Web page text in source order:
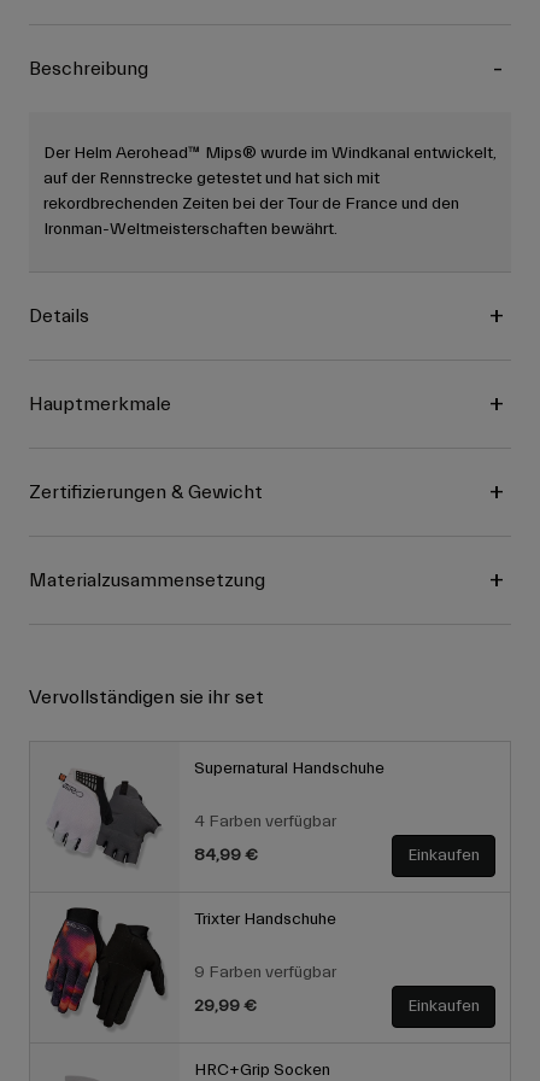
Beschreibung
Der Helm Aerohead™ Mips® wurde im Windkanal entwickelt,
auf der Rennstrecke getestet und hat sich mit
rekordbrechenden Zeiten bei der Tour de France und den
Ironman-Weltmeisterschaften bewährt.
Details
Hauptmerkmale
Zertifizierungen & Gewicht
Materialzusammensetzung
Vervollständigen sie ihr set
Supernatural Handschuhe
4 Farben verfügbar
84,99 €
Einkaufen
Trixter Handschuhe
9 Farben verfügbar
29,99 €
Einkaufen
HRC+Grip Socken